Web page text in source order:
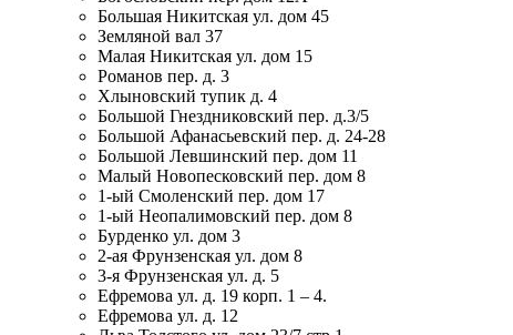
Большая Никитская ул. дом 45
Земляной вал 37
Малая Никитская ул. дом 15
Романов пер. д. 3
Хлыновский тупик д. 4
Большой Гнездниковский пер. д.3/5
Большой Афанасьевский пер. д. 24-28
Большой Левшинский пер. дом 11
Малый Новопесковский пер. дом 8
1-ый Смоленский пер. дом 17
1-ый Неопалимовский пер. дом 8
Бурденко ул. дом 3
2-ая Фрунзенская ул. дом 8
3-я Фрунзенская ул. д. 5
Ефремова ул. д. 19 корп. 1 – 4.
Ефремова ул. д. 12